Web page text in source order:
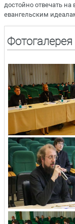
достойно отвечать
евангельским
Фотогалерея